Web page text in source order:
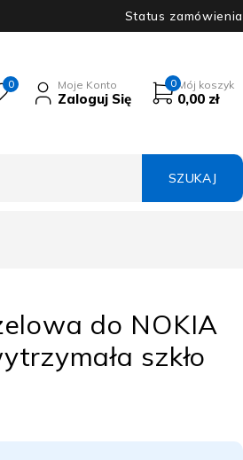
Status zamówienia
0 Moje Konto
Zaloguj Się
0 Mój koszyk
0,00 zł
do NOKIA
szkło